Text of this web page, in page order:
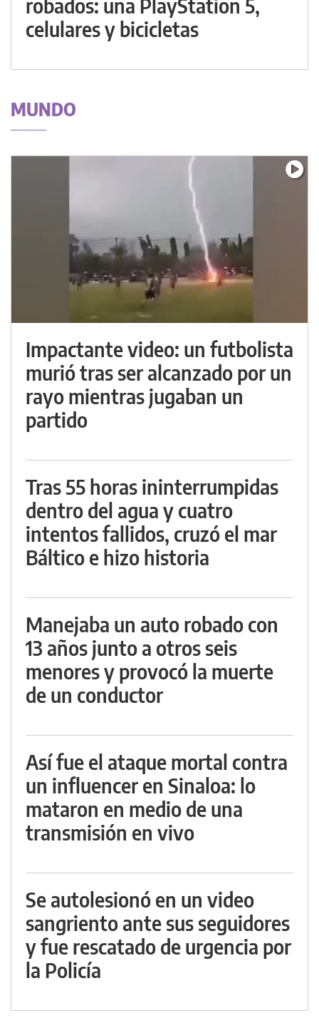
robados: una PlayStation 5,
celulares y bicicletas
MUNDO
Impactante video: un futbolista
murió tras ser alcanzado por un
rayo mientras jugaban un
partido
Tras 55 horas ininterrumpidas
dentro del agua y cuatro
intentos fallidos, cruzó el mar
Báltico e hizo historia
Manejaba un auto robado con
13 años junto a otros seis
menores y provocó la muerte
de un conductor
Así fue el ataque mortal contra
un influencer en Sinaloa: lo
mataron en medio de una
transmisión en vivo
Se autolesionó en un video
sangriento ante sus seguidores
y fue rescatado de urgencia por
la Policía